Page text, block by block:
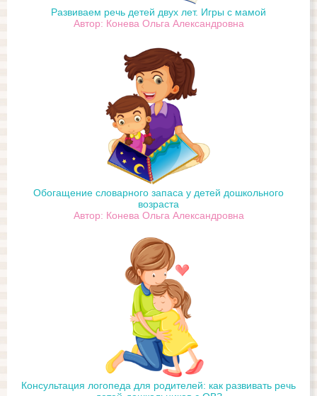
Развиваем речь детей двух лет. Игры с мамой
Автор: Конева Ольга Александровна
Обогащение словарного запаса у детей дошкольного
возраста
Автор: Конева Ольга Александровна
Консультация логопеда для родителей: как развивать речь